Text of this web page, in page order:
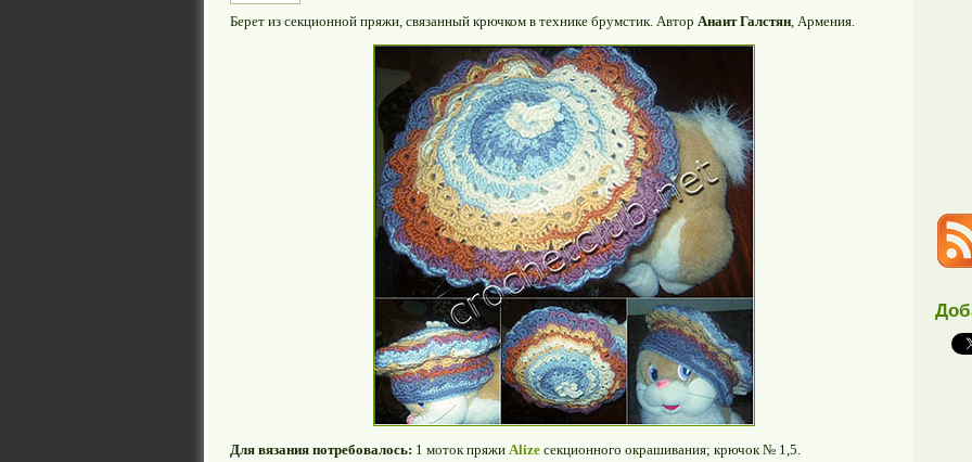
Берет из секционной пряжи, связанный крючком в технике брумстик. Автор Анаит Галстян, Армения.
Для вязания потребовалось: 1 моток пряжи Alize секционного окрашивания; крючок № 1,5.